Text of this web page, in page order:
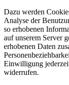
Dazu werden
Analyse der
so erhobenen
auf unserem Server
erhobenen Daten
Einwilligung
widerrufen.